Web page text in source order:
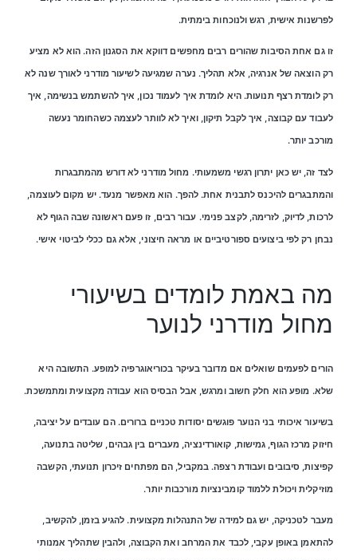
לפרשנות אישית, רגש ולנוכחות בימתית.
זו גם אחת הסיבות שהורים רבים מחפשים דווקא את הסגנון הזה. הוא לא מציע
רק הוצאה של אנרגיה, אלא תהליך. נערה שמגיעה לשיעור מודרני לאורך שנה לא
רק לומדת רצף תנועות. היא לומדת איך לעמוד נכון, איך להשתמש בנשימה, איך
לעבוד עם קבוצה, איך לקבל תיקון, ואיך לא לוותר לעצמה כשהחומר נעשה
מורכב יותר.
לצד זה, יש כאן יתרון רגשי משמעותי. מחול מודרני לא דורש מהמתבגרות
והמתבגרים להיכנס לתבנית אחת. להפך. הוא מאפשר מנעד. יש מקום לעוצמה,
לרכות, לדיוק, לזרימה, לקצב פנימי. עבור רבים, זו פעם ראשונה שבה הגוף לא
נבחן רק לפי ביצועים ספורטיביים או מראה חיצוני, אלא גם ככלי לביטוי אישי.
מה באמת לומדים בשיעורי
מחול מודרני לנוער
הורים לפעמים שואלים אם מדובר בעיקר בכוריאוגרפיה למופע. התשובה היא
שלא. מופע הוא חלק חשוב ומרגש, אבל הבסיס הוא עבודה מקצועית ומתמשכת.
בשיעור איכותי בני הנוער פוגשים יסודות טכניים ברורים. הם עובדים על יציבה,
חיזוק מרכז הגוף, גמישות, קואורדינציה, מעברים בין גבהים, שליטה בתנועה,
קפיצות, סיבובים ועבודת רצפה. במקביל, הם מפתחים זיכרון תנועתי, הקשבה
מוזיקלית ויכולת ללמוד קומבינציות מורכבות יותר.
מעבר לטכניקה, יש גם למידה של התנהלות מקצועית. להגיע בזמן, להקשיב,
להתאמן באופן עקבי, לכבד את המרחב ואת הקבוצה, ולהבין שתהליך אמנותי